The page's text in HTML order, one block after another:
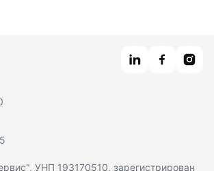
, УНП 193170510, зарегистрирован